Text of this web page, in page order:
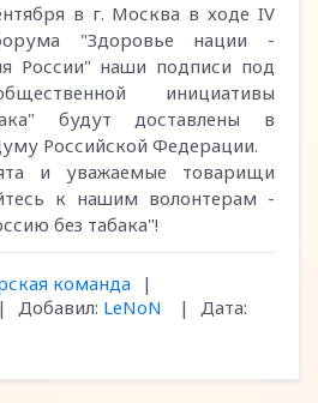
в г. Москва в ходе IV
"Здоровье нации -
России" наши подписи под
инициативы
будут доставлены в
Российской Федерации.
и уважаемые товарищи
к нашим волонтерам -
без табака"!
команда
|
| Добавил: LeNoN |
Дата: